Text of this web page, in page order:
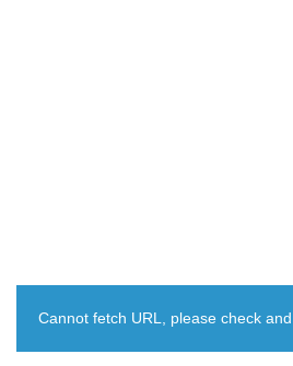
Cannot fetch URL, please check